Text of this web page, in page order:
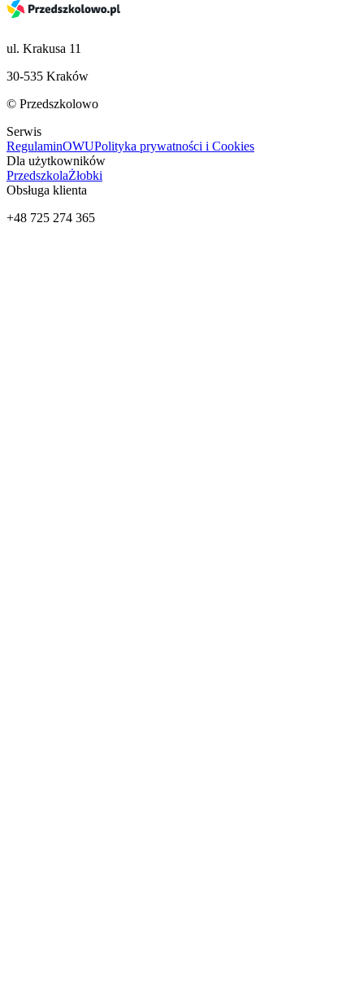
ul. Krakusa 11
30-535 Kraków
© Przedszkolowo
Serwis
RegulaminOWUPolityka prywatności i Cookies
Dla użytkowników
PrzedszkolaŻłobki
Obsługa klienta
+48 725 274 365